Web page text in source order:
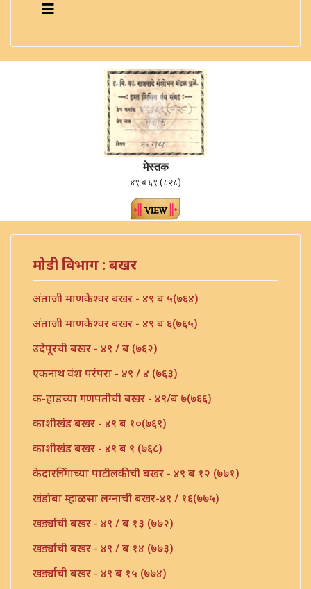
मेस्तक
४९ ब ६९ (८२८)
मोडी विभाग : बखर
अंताजी माणकेश्वर बखर - ४९ ब ५(७६४)
अंताजी माणकेश्वर बखर - ४९ ब ६(७६५)
उदेपूरची बखर - ४९ / ब (७६२)
एकनाथ वंश परंपरा - ४९ / ४ (७६३)
क-हाडच्या गणपतीची बखर - ४९/ब ७(७६६)
काशीखंड बखर - ४९ ब १०(७६९)
काशीखंड बखर - ४९ ब ९ (७६८)
केदारलिंगाच्या पाटीलकीची बखर - ४९ ब १२ (७७१)
खंडोबा म्हाळसा लग्नाची बखर-४९ / १६(७७५)
खर्ड्याची बखर - ४९ / ब १३ (७७२)
खर्ड्याची बखर - ४९ / ब १४ (७७३)
खर्ड्याची बखर - ४९ ब १५ (७७४)